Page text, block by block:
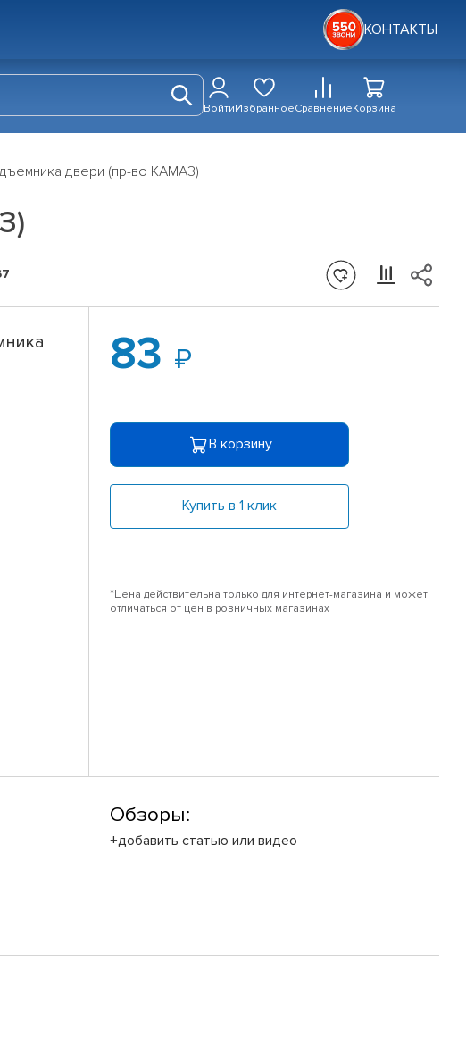
КОНТАКТЫ
ВойтиИзбранноеСравнениеКорзина
двери (пр-во КАМАЗ)
83
В корзину
Купить в 1 клик
*Цена действительна только для интернет-магазина и может
отличаться от цен в розничных магазинах
Обзоры:
+добавить статью или видео